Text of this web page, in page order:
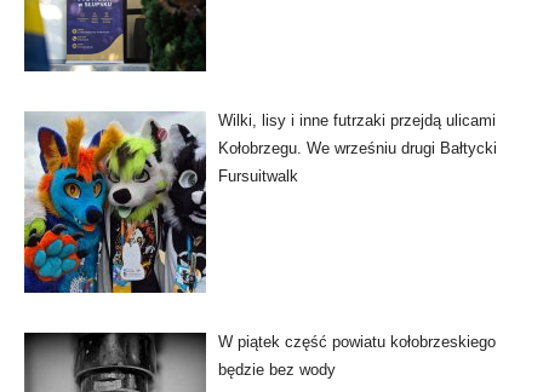
Wilki, lisy i inne futrzaki przejdą ulicami
Kołobrzegu. We wrześniu drugi Bałtycki
Fursuitwalk
W piątek część powiatu kołobrzeskiego
będzie bez wody